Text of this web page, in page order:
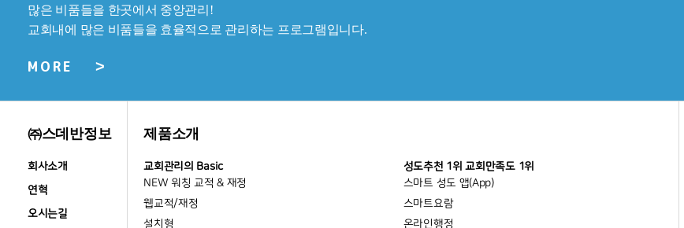
많은 비품들을 한곳에서 중앙관리!
교회내에 많은 비품들을 효율적으로 관리하는 프로그램입니다.
MORE >
㈜스데반정보
회사소개
연혁
오시는길
제품소개
교회관리의 Basic
NEW 워칭 교적 & 재정
웹교적/재정
설치형
성도추천 1위 교회만족도 1위
스마트 성도 앱(App)
스마트요람
온라인행정